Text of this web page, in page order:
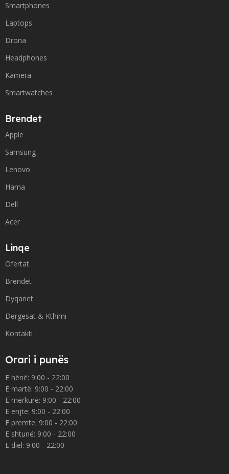
Smartphones
Laptops
Drona
Headphones
Kamera
Smartwatches
Brendet
Apple
Samsung
Lenovo
Hama
Dell
Acer
Linqe
Ofertat
Brendet
Dyqanet
Dergesat & Kthimi
Kontakti
Orari i punës
E hënë: 9:00 - 22:00
E martë: 9:00 - 22:00
E mërkurë: 9:00 - 22:00
E enjte: 9:00 - 22:00
E premte: 9:00 - 22:00
E shtunë: 9:00 - 22:00
E diel: 9:00 - 22:00